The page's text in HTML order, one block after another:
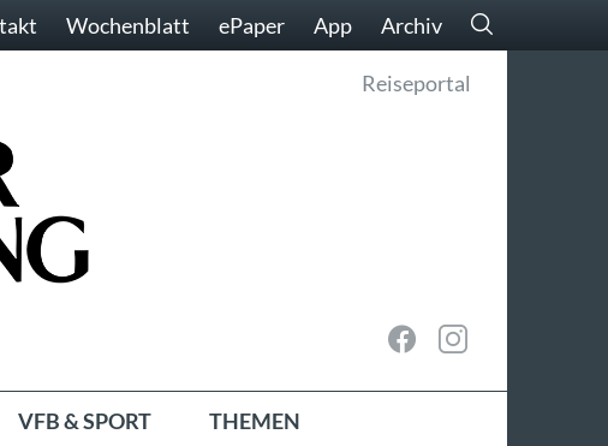
Wochenblatt ePaper App Archiv
Reiseportal
VFB & SPORT THEMEN